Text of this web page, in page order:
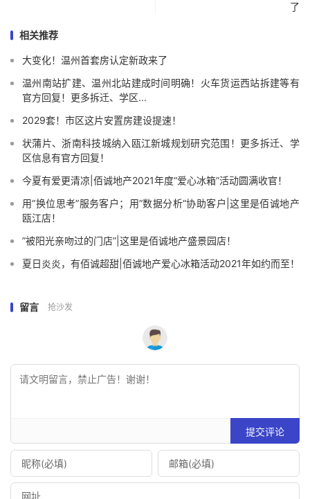
了
相关推荐
大变化！温州首套房认定新政来了
温州南站扩建、温州北站建成时间明确！火车货运西站拆建等有
官方回复！更多拆迁、学区...
2029套！市区这片安置房建设提速！
状蒲片、浙南科技城纳入瓯江新城规划研究范围！更多拆迁、学
区信息有官方回复！
今夏有爱更清凉|佰诚地产2021年度“爱心冰箱”活动圆满收官！
用“换位思考”服务客户；用”数据分析“协助客户|这里是佰诚地产
瓯江店！
”被阳光亲吻过的门店”|这里是佰诚地产盛景园店！
夏日炎炎，有佰诚超甜|佰诚地产爱心冰箱活动2021年如约而至！
留言 抢沙发
提交评论